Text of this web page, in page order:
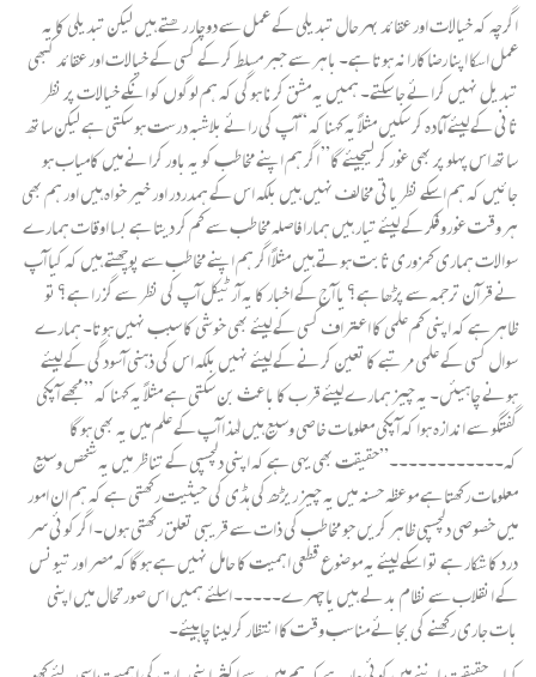
اگرچہ کہ خیالات اور عقائد بہرحال تبدیلی کے عمل سے دوچار رھتے ہیں لیکن تبدیلی کا یہ
عمل اسکا اپنا رضاکارانہ ہوتا ہے۔ باہر سے جبر مسلط کر کے کسی کے خیالات اور عقائد کبھی
تبدیل نہیں کرائے جا سکتے۔ ہمیں یہ مشق کرنا ہوگی کہ ہم لوگوں کو انکے خیالات پر نظر
ثانی کے لیئے آمادہ کر سکیں مثلاً یہ کہنا کہ “آپ کی رائے بلاشبہ درست ہو سکتی ہے لیکن ساتھ
ساتھ اس پہلو پر بھی غور کر لیجیئے گا” اگر ہم اپنے مخاطب کو یہ باور کرانے میں کامیاب ہو
جائیں کہ ہم اسکے نظریاتی مخالف نہیں ہیں بلکہ اس کے ہمدردر اور خیر خواہ ہیں اور ہم بھی
ہر وقت غورو فکر کے لیئے تیار ہیں ہمارا فاصلہ مخاطب سے کم کر دیتا ہے بسا اوقات ہمارے
سوالات ہماری کمزوری ثابت ہوتے ہیں مثلاً اگر ہم اپنے مخاطب سے پوچھتے ہیں کہ کیا آپ
نے قرآن ترجمہ سے پڑھا ہے؟ یا آج کے اخبار کا یہ آرٹیکل آپ کی نظر سے گز را ہے؟ تو
ظاہر ہے کہ اپنی کم علمی کا اعتراف کسی کے لیئے بھی خوشی کا سبب نہیں ہوتا۔ ہمارے
سوال کسی کے علمی مرتبے کا تعین کرنے کے لیئے نہیں بلکہ اس کی ذہنی آسودگی کے لیئے
ہونے چاہیئں۔ یہ چیز ہمارے لیئے قرب کا باعث بن سکتی ہے مثلاً یہ کہنا کہ ” مجھے آپکی
گفتگو سے اندازہ ہوا کہ آپکی معلومات خاصی وسیع ہیں لھٰذا آپ کے علم میں یہ بھی ہوگا
کہ۔۔۔۔۔۔۔۔۔۔۔۔”حقیقت بھی یہی ہے کہ اپنی دلچسپی کے تناظر میں یہ شخص وسیع
معلومات رکھتا ہے موعظہ حسنہ میں یہ چیز ریڑھ کی ہڈی کی حیثیت رکھتی ہے کہ ہم ان امور
میں خصوصی دلچسپی ظاہر کریں جو مخاطب کی ذات سے قریبی تعلق رکھتی ہوں۔ اگر کوئی سر
درد کا شکار ہے تو اسکے لیئے یہ موضوع قطعی اہمیت کا حامل نہیں ہے ہوگا کہ مصر اور تیونس
کے انقلاب سے نظام بدلے ہیں یا چہرے۔۔۔۔۔ اسلئے ہمیں اس صورتحال میں اپنی
بات جاری رکھنے کی بجائے مناسب وقت کا انتظار کر لینا چاہیئے۔